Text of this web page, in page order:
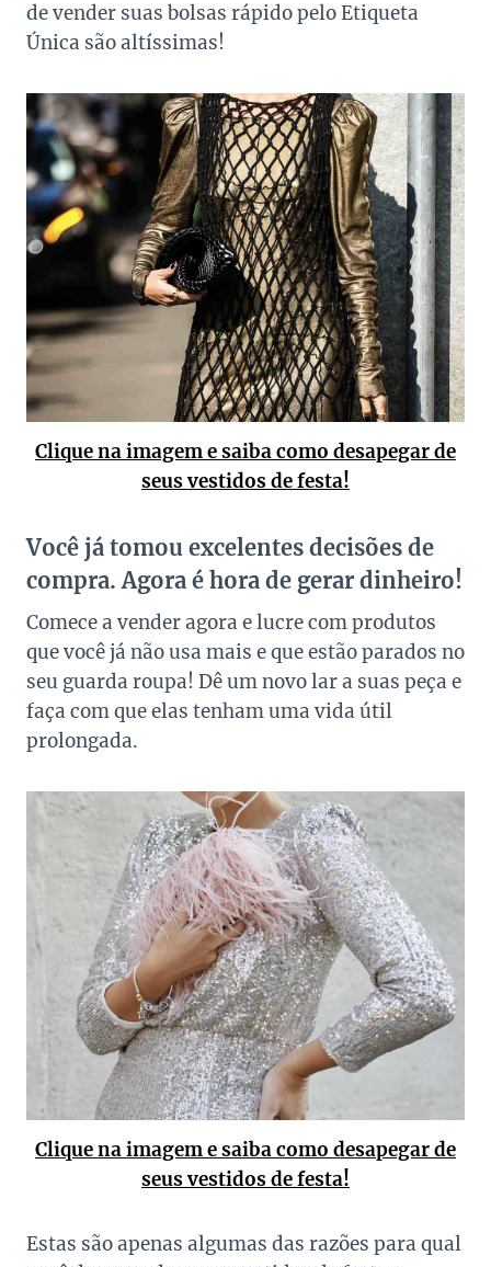
de vender suas bolsas rápido pelo Etiqueta
Única são altíssimas!
Clique na imagem e saiba como desapegar de
seus vestidos de festa!
Você já tomou excelentes decisões de
compra. Agora é hora de gerar dinheiro!
Comece a vender agora e lucre com produtos
que você já não usa mais e que estão parados no
seu guarda roupa! Dê um novo lar a suas peça e
faça com que elas tenham uma vida útil
prolongada.
Clique na imagem e saiba como desapegar de
seus vestidos de festa!
Estas são apenas algumas das razões para qual